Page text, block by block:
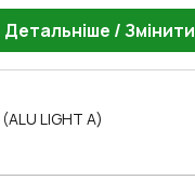
Детальніше / Змінити
LIGHT A)